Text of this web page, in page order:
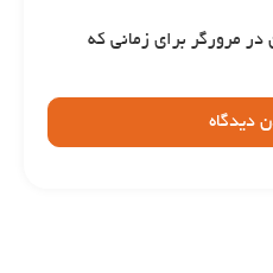
در مرورگر برای زمانی که